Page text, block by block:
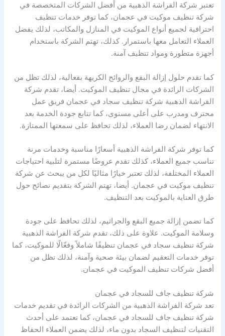
تعتبر شركة الفراشة الذهبية من أفضل الشركات المتخصصة في
شركة تنظيف موكيت في عجمان، كما توفر خدمات تنظيف
احترافية لجميع أنواع الموكيت في المنازل والمكاتب، لذلك يفضل
العملاء التعامل معها باستمرار. كذلك، تهتم الشركة باستخدام
أجهزة متطورة ومواد تنظيف آمنة.
كما تقدم حلول إزالة البقع والروائح الكريهة بفعالية، لذلك تظل من
الشركات الرائدة في مجال تنظيف الموكيت. أيضا، تقدم شركة
الفراشة الذهبية شركة تنظيف سجاد في عجمان فريق عمل
محترف ومدرب على أعلى مستوى، كما تتابع جودة الخدمة بعد
الانتهاء لضمان رضا العملاء، لذلك تحافظ على سمعتها الممتازة.
كما توفر شركة الفراشة الذهبية أسعارًا مناسبة وخدمات مرنة
تناسب جميع العملاء، كذلك تقدم عروضًا مستمرة لتلبية احتياجات
العملاء المختلفة، لذلك تعتبر خيارًا مثاليًا لكل من يبحث عن شركة
تنظيف موكيت في عجمان. أيضا، تهتم الشركة بتقديم نصائح حول
طرق العناية بالموكيت بعد التنظيف.
كما تضمن إزالة جميع البقع والجراثيم، لذلك تحافظ على جودة
وسلامة الموكيت. علاوة على ذلك، تقدم شركة الفراشة الذهبية
شركة تنظيف سجاد في عجمان تنظيفًا شاملاً وفعّالًا للموكيت، كما
توفر خدمات التعقيم لضمان بيئة صحية وآمنة، لذلك تظل من
أفضل شركات تنظيف الموكيت في عجمان.
شركة تنظيف جاف للسجاد في عجمان
تعد شركة الفراشة الذهبية من الشركات الرائدة في تقديم خدمات
شركة تنظيف جاف للسجاد في عجمان، كما تعتمد على أحدث
التقنيات لتنظيف السجاد بدون ماء، لذلك يضمن العملاء الحفاظ